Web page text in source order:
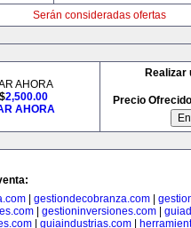
Serán consideradas ofertas
AHORA
2,500.00
AHORA
Realizar
Precio
| gestiondecobranza.com|
| gestioninversiones.com|
guiaindustrias.com